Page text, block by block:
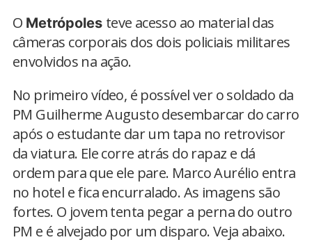
O Metrópoles teve acesso ao material das
câmeras corporais dos dois policiais militares
envolvidos na ação.
No primeiro vídeo, é possível ver o soldado da
PM Guilherme Augusto desembarcar do carro
após o estudante dar um tapa no retrovisor
da viatura. Ele corre atrás do rapaz e dá
ordem para que ele pare. Marco Aurélio entra
no hotel e fica encurralado. As imagens são
fortes. O jovem tenta pegar a perna do outro
PM e é alvejado por um disparo. Veja abaixo.